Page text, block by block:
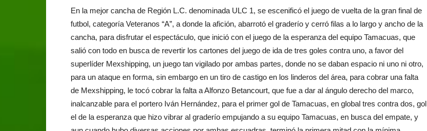
En la mejor cancha de Región L.C. denominada ULC 1, se escenificó el juego de vuelta de la gran final de
futbol, categoría Veteranos “A”, a donde la afición, abarrotó el graderío y cerró filas a lo largo y ancho de la
cancha, para disfrutar el espectáculo, que inició con el juego de la esperanza del equipo Tamacuas, que
salió con todo en busca de revertir los cartones del juego de ida de tres goles contra uno, a favor del
superlíder Mexshipping, un juego tan vigilado por ambas partes, donde no se daban espacio ni uno ni otro,
para un ataque en forma, sin embargo en un tiro de castigo en los linderos del área, para cobrar una falta
de Mexshipping, le tocó cobrar la falta a Alfonzo Betancourt, que fue a dar al ángulo derecho del marco,
inalcanzable para el portero Iván Hernández, para el primer gol de Tamacuas, en global tres contra dos, gol
el de la esperanza que hizo vibrar al graderío empujando a su equipo Tamacuas, en busca del empate, y